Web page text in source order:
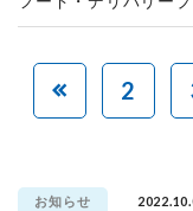
2
お知らせ